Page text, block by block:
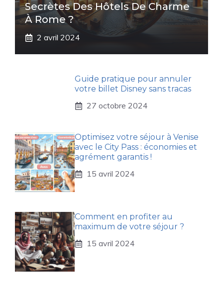
Secrètes Des Hôtels De Charme
À Rome ?
2 avril 2024
Guide pratique pour annuler
votre billet Disney sans tracas
27 octobre 2024
Optimisez votre séjour à Venise
avec le City Pass : économies et
agrément garantis !
15 avril 2024
Comment en profiter au
maximum de votre séjour ?
15 avril 2024